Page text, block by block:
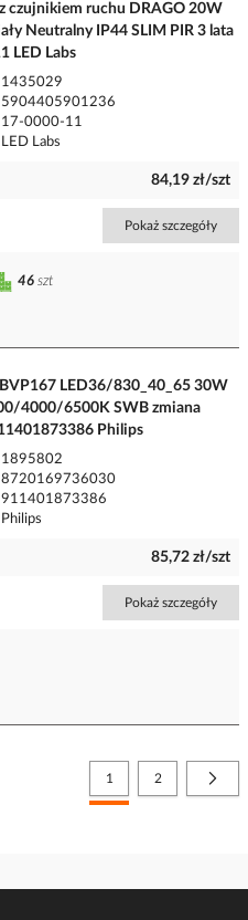
czujnikiem ruchu DRAGO 20W
Neutralny IP44 SLIM PIR 3 lata
LED Labs
1435029
5904405901236
17-0000-11
LED Labs
84,19 zł/szt
Pokaż szczegóły
46 szt
LED36/830_40_65 30W
4000/6500K SWB zmiana
Philips
1895802
8720169736030
911401873386
Philips
85,72 zł/szt
Pokaż szczegóły
Strona
Aktualnie czytasz stronę
1 Strona
2